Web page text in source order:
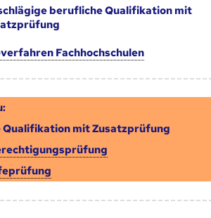
berufliche Qualifikation mit
Fachhochschulen
Qualifikation mit Zusatzprüfung